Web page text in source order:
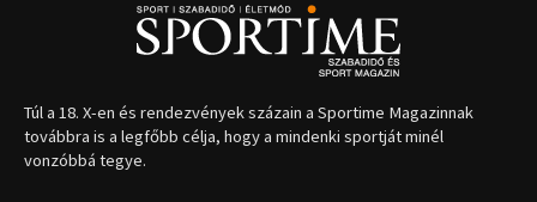
Túl a 18. X-en és rendezvények százain a Sportime Magazinnak
továbbra is a legfőbb célja, hogy a mindenki sportját minél
vonzóbbá tegye.